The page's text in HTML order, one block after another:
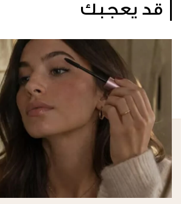
قد يعجبك